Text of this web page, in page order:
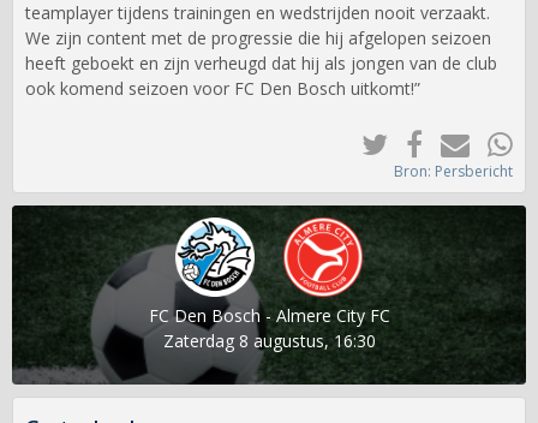
teamplayer tijdens trainingen en wedstrijden nooit verzaakt.
We zijn content met de progressie die hij afgelopen seizoen
heeft geboekt en zijn verheugd dat hij als jongen van de club
ook komend seizoen voor FC Den Bosch uitkomt!”
Bron: Persbericht
FC Den Bosch - Almere City FC
Zaterdag 8 augustus, 16:30